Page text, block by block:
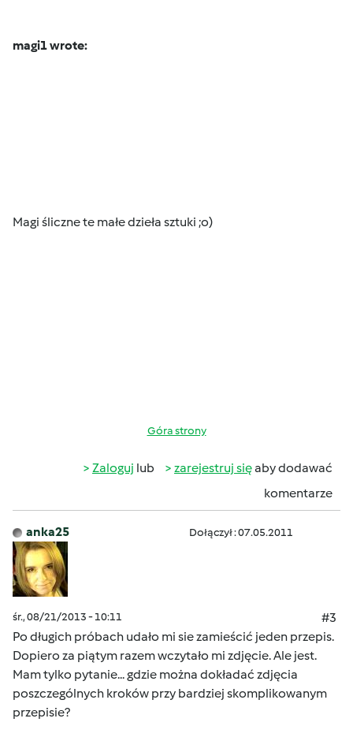
magi1 wrote:
Magi śliczne te małe dzieła sztuki ;o)
Góra strony
Zaloguj lub zarejestruj sięaby dodawać
komentarze
anka25 Dołączył : 07.05.2011
śr., 08/21/2013 - 10:11
#3
Po długich próbach udało mi sie zamieścić jeden przepis.
Dopiero za piątym razem wczytało mi zdjęcie. Ale jest.
Mam tylko pytanie... gdzie można dokładać zdjęcia
poszczególnych kroków przy bardziej skomplikowanym
przepisie?